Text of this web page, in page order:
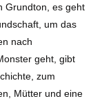
Grundton, es geht
um das
nach
geht, gibt
zum
Mütter und eine